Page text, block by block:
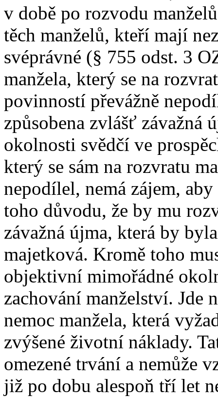
v době po rozvodu
těch manželů, kteří mají
svéprávné (§ 755 odst. 3
manžela, který se na
povinností převážně
způsobena zvlášť závažná
okolnosti svědčí ve
který se sám na rozvratu
nepodílel, nemá zájem,
toho důvodu, že by mu
závažná újma, která by
majetková. Kromě toho
objektivní mimořádné
zachování manželství. Jde
nemoc manžela, která
zvýšené životní náklady.
omezené trvání a nemůže
již po dobu alespoň tří let